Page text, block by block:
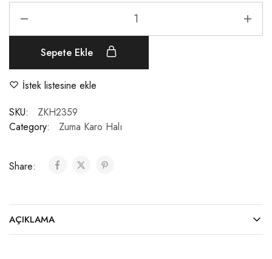
Sepete Ekle
İstek listesine ekle
SKU:
ZKH2359
Category:
Zuma Karo Halı
Share:
AÇIKLAMA